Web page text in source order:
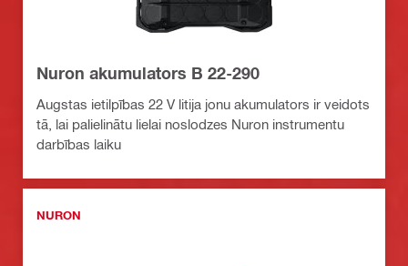
Nuron akumulators B 22-290
Augstas ietilpības 22 V litija jonu akumulators ir veidots
tā, lai palielinātu lielai noslodzes Nuron instrumentu
darbības laiku
NURON